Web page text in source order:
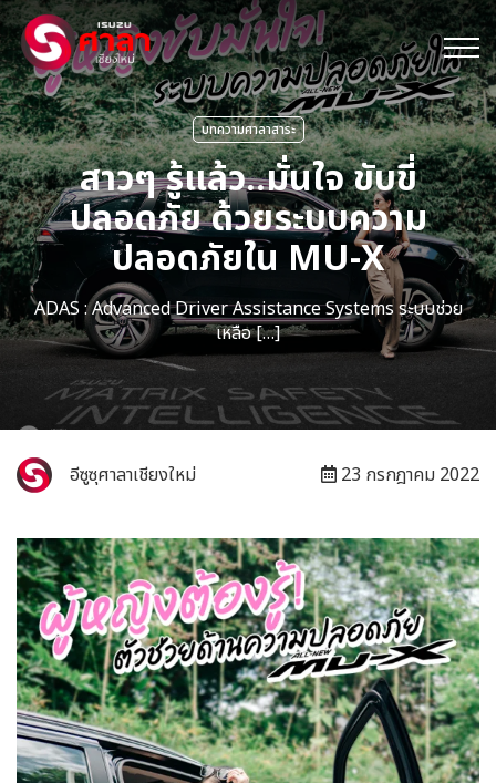
บทความศาลาสาระ
สาวๆ รู้แล้ว..มั่นใจ ขับขี่
ปลอดภัย ด้วยระบบความ
ปลอดภัยใน MU-X
ADAS : Advanced Driver Assistance Systems ระบบช่วย
เหลือ […]
อีซูซุศาลาเชียงใหม่ 23 กรกฎาคม 2022